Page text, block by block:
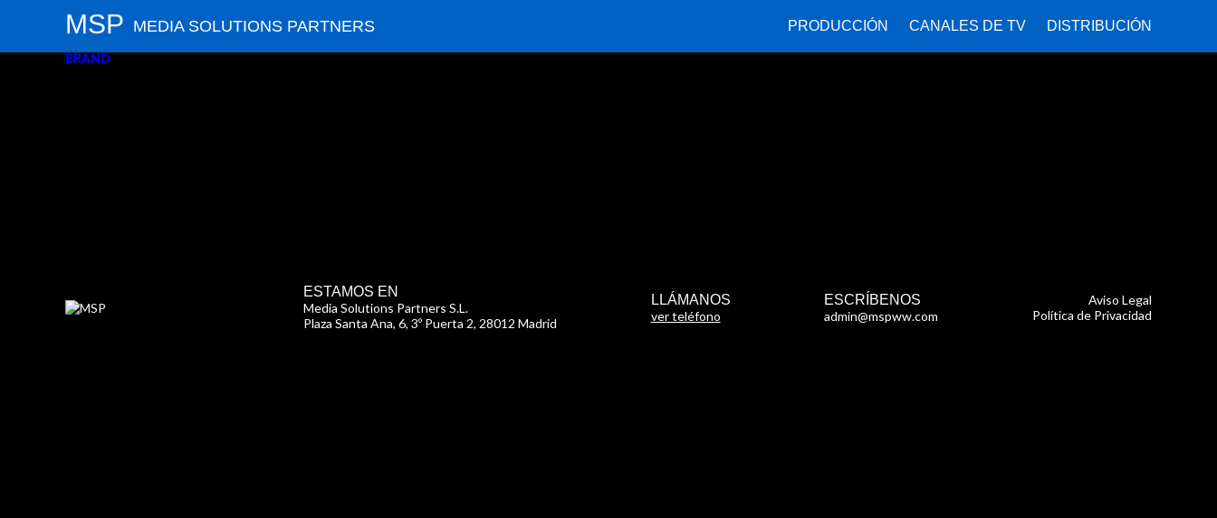
MSP MEDIA SOLUTIONS PARTNERS PRODUCCIÓN CANALES DE TV DISTRIBUCIÓN
BRAND
ESTAMOS EN
Media Solutions Partners S.L.
Plaza Santa Ana, 6, 3º Puerta 2, 28012 Madrid
LLÁMANOS
ver teléfono
ESCRÍBENOS
admin@mspww.com
Aviso Legal
Política de Privacidad